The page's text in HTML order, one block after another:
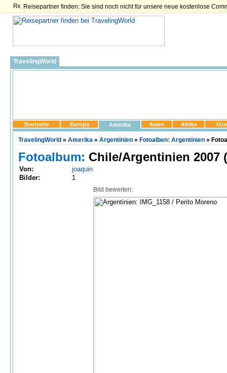
Reisepartner finden: Sie sind noch nicht für unsere neue kostenlose
TravelingWorld
Startseite Europa Amerika Asien Afrika
TravelingWorld » Amerika » Argentinien » Fotoalben: Argentinien »
Fotoalbum: Chile/Argentinien 2007
Von:
joaquin
Bilder:
1
Bild bewerten: